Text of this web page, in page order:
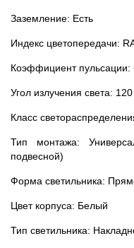
Заземление: Есть
Индекс цветопередачи:
Коэффициент пульсации:
Угол излучения света: 120
Класс
Тип монтажа:
подвесной)
Форма светильника:
Цвет корпуса: Белый
Тип светильника: